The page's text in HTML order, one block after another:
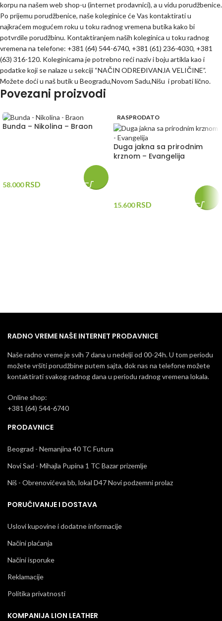
korpu na našem web shop-u (internet prodavnici), a u vidu porudžbenice.
Po prijemu porudžbenice, naše koleginice će Vas kontaktirati u
najkraćem mogućem roku u toku radnog vremena butika kako bi
potvrdile porudžbinu. Kontaktiranjem naših koleginica u toku radnog
vremena na telefone: +381 (64) 544-6740, +381 (61) 236-4030, +381
(63) 316-120. Koleginicama je potrebno reći naziv i boju artikla kao i
podatke koji se nalaze u sekciji “NAČIN ODREĐIVANJA VELIČINE”.
Možete doći u naš butik u Beogradu,Novom Sadu,Nišu i probati lično.
Povezani proizvodi
Bunda – Nikolina – Braon
58.000RSD
RASPRODATO
Duga jakna sa prirodnim
krznom – Evangelija
15.600RSD
RADNO VREME NAŠE INTERNET PRODAVNICE
Naše radno vreme je svih 7 dana u nedelji od 00-24h. U tom periodu
možete vršiti porudžbine putem sajta, dok nas na telefone možete
kontaktirati svakog radnog dana u periodu radnog vremena lokala.
Online shop:
+381 (64) 544-6740
PRODAVNICE
Beograd - Nemanjina 40 TC Futura
Novi Sad - Mihajla Pupina 1 TC Bazar prizemlje
Niš - Obrenovićeva bb, lokal D47 Novi podzemni prolaz
PORUČIVANJE I DOSTAVA
Uslovi kupovine i dodatne informacije
Načini plaćanja
Načini isporuke
Reklamacije
Politika privatnosti
KOMPANIJA LION LEATHER